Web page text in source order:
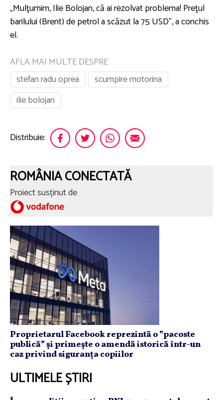
„Mulţumim, Ilie Bolojan, că ai rezolvat problema! Preţul
barilului (Brent) de petrol a scăzut la 75 USD”, a conchis
el.
AFLA MAI MULTE DESPRE
stefan radu oprea
scumpire motorina
ilie bolojan
Distribuie:
ROMÂNIA CONECTATĂ
Proiect susținut de
Proprietarul Facebook reprezintă o ”pacoste
publică” și primește o amendă istorică într-un
caz privind siguranța copiilor
ULTIMELE ȘTIRI